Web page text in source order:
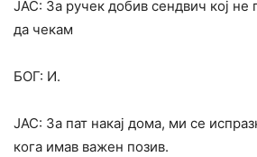
ЈАС: За ручек добив сендвич кој не
да чекам
БОГ: И.
ЈАС: За пат накај дома, ми се
кога имав важен позив.